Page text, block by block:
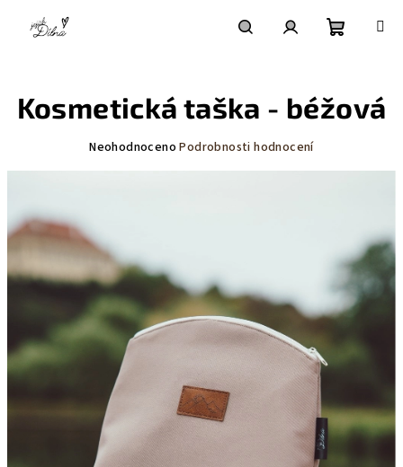
košík
Kosmetická taška - béžová
0,0
z
5
hvězdiček.
Neohodnoceno Podrobnosti hodnocení